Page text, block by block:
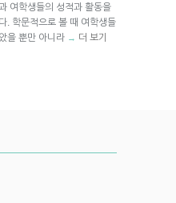
여학생들의 성적과 활동을
. 학문적으로 볼 때 여학생들
을 뿐만 아니라 → 더 보기